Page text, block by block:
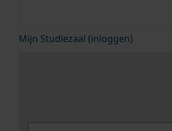
Mijn Studiezaal (inloggen)